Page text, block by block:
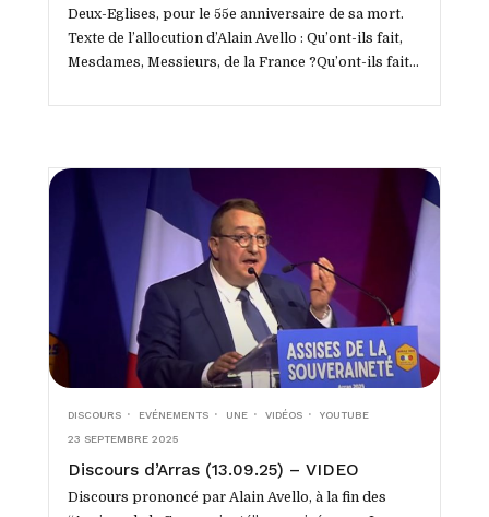
Deux-Eglises, pour le 55e anniversaire de sa mort.
Texte de l’allocution d’Alain Avello : Qu’ont-ils fait,
Mesdames, Messieurs, de la France ?Qu’ont-ils fait
DISCOURS EVÉNEMENTS UNE VIDÉOS
YOUTUBE
23 SEPTEMBRE 2025
Discours d’Arras (13.09.25) – VIDEO
Discours prononcé par Alain Avello, à la fin des